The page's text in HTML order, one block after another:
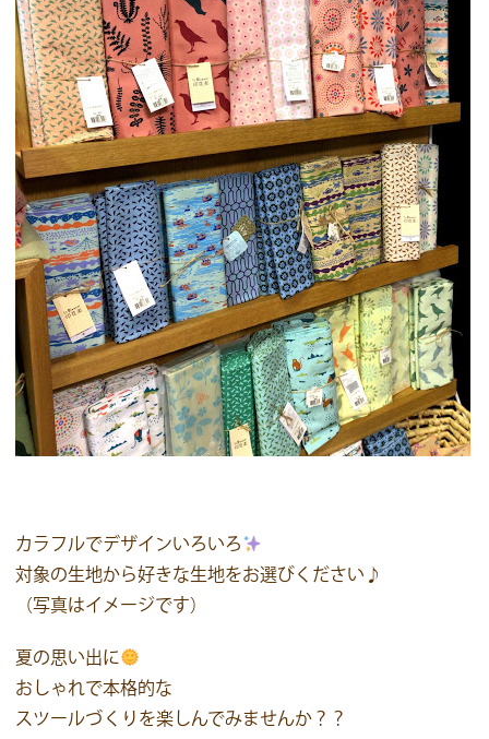
カラフルでデザインいろいろ
対象の生地から好きな生地をお選びください♪
（写真はイメージです）
夏の思い出に
おしゃれで本格的な
スツールづくりを楽しんでみませんか？？